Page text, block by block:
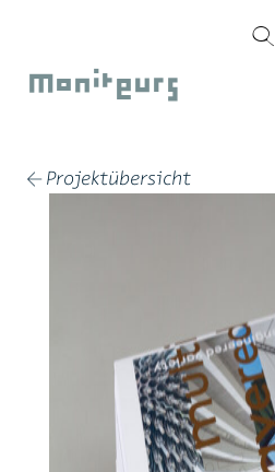
springen
Q
Moniteurs
← Projektübersicht